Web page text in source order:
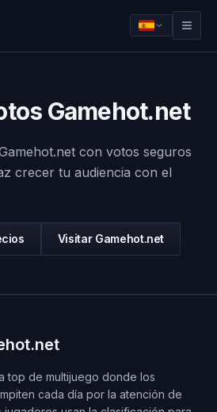
Gamehot.net
con votos seguros
crecer tu audiencia con el
Visitar Gamehot.net
top de multijuego donde los
cada día por la atención de